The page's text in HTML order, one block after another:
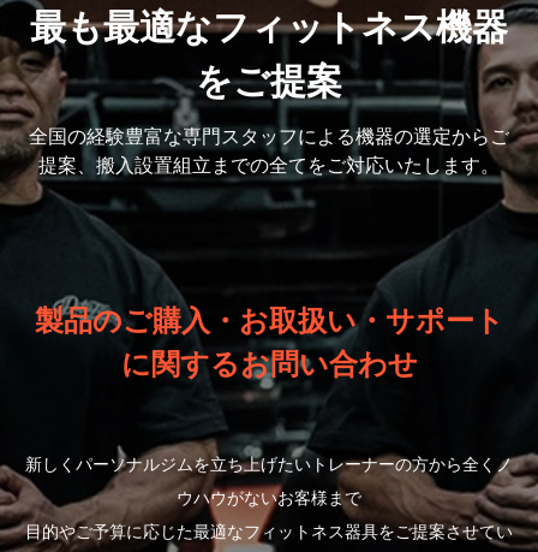
最も最適なフィットネス機器
をご提案
全国の経験豊富な専門スタッフによる機器の選定からご
提案、搬入設置組立までの全てをご対応いたします。
製品のご購入・お取扱い・サポート
に関するお問い合わせ
新しくパーソナルジムを立ち上げたいトレーナーの方から全くノ
ウハウがないお客様まで
目的やご予算に応じた最適なフィットネス器具をご提案させてい